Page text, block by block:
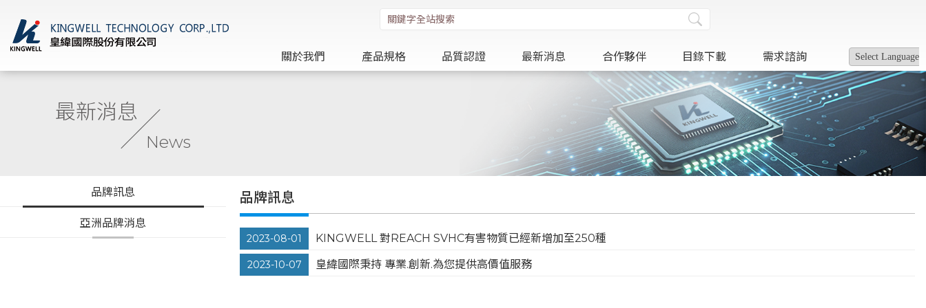
關於我們 產品規格 品質認證 最新消息 合作夥伴 目錄下載 需求諮詢
最新消息
News
品牌訊息
亞洲品牌消息
品牌訊息
2023-08-01 KINGWELL 對REACH SVHC有害物質已經新增加至250種
2023-10-07 皇緯國際秉持 專業.創新.為您提供高價值服務